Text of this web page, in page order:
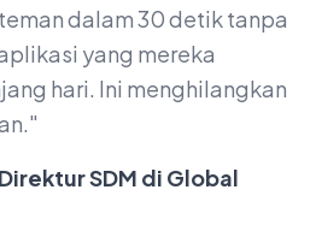
dalam 30 detik tanpa
yang mereka
hari. Ini menghilangkan
SDM di Global